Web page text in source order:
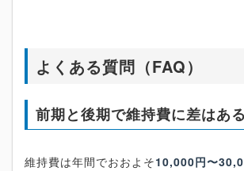
よくある質問（FAQ）
前期と後期で維持費に差はあ
維持費は年間でおおよそ10,000円〜